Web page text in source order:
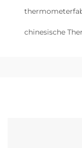
chinesische